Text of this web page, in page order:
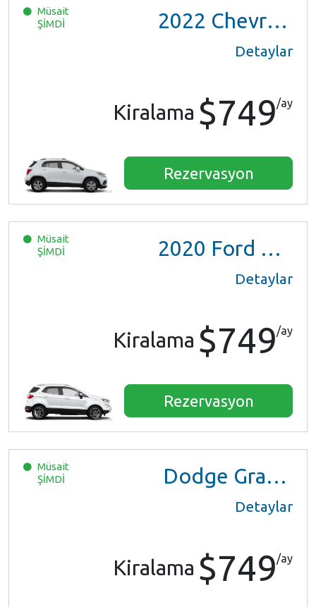
Müsait
ŞİMDİ
2022 Chevrolet Trax LS
Detaylar
Kiralama $749/ay
Rezervasyon
Müsait
ŞİMDİ
2020 Ford EcoSport
Detaylar
Kiralama $749/ay
Rezervasyon
Müsait
ŞİMDİ
Dodge Grand Caravan
Detaylar
Kiralama $749/ay